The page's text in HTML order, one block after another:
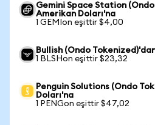
Gemini Space Station
Amerikan Doları'na
1 GEMIon eşittir $4,00
Bullish (Ondo
1 BLSHon eşittir $23,32
Penguin Solutions (Ondo
Doları'na
1 PENGon eşittir $47,02